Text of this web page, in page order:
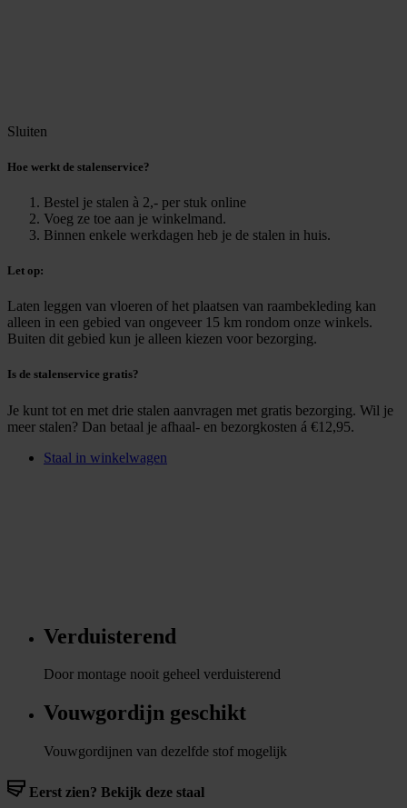
Sluiten
Hoe werkt de stalenservice?
Bestel je stalen à 2,- per stuk online
Voeg ze toe aan je winkelmand.
Binnen enkele werkdagen heb je de stalen in huis.
Let op:
Laten leggen van vloeren of het plaatsen van raambekleding kan
alleen in een gebied van ongeveer 15 km rondom onze winkels.
Buiten dit gebied kun je alleen kiezen voor bezorging.
Is de stalenservice gratis?
Je kunt tot en met drie stalen aanvragen met gratis bezorging. Wil je
meer stalen? Dan betaal je afhaal- en bezorgkosten á €12,95.
Staal in winkelwagen
Verduisterend
Door montage nooit geheel verduisterend
Vouwgordijn geschikt
Vouwgordijnen van dezelfde stof mogelijk
Eerst zien? Bekijk deze staal